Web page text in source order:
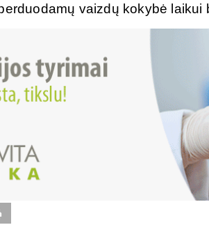
vaizdų kokybė laikui